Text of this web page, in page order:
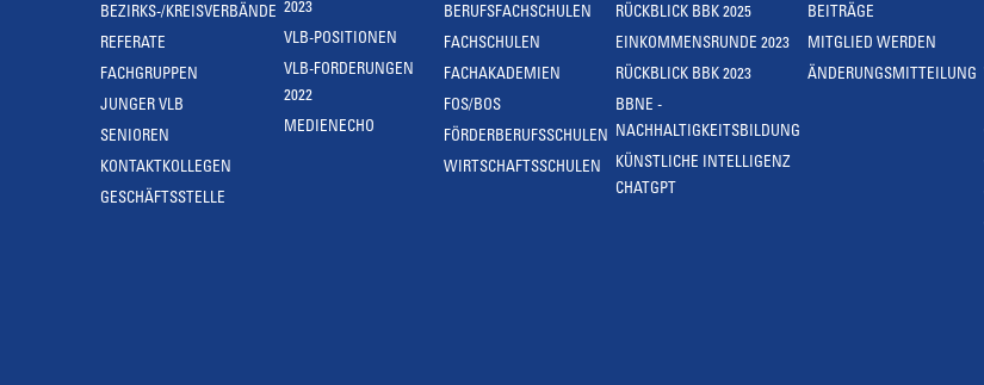
BEZIRKS-/KREISVERBÄNDE
REFERATE
FACHGRUPPEN
JUNGER VLB
SENIOREN
KONTAKTKOLLEGEN
GESCHÄFTSSTELLE
2023
VLB-POSITIONEN
VLB-FORDERUNGEN
2022
MEDIENECHO
BERUFSFACHSCHULEN
FACHSCHULEN
FACHAKADEMIEN
FOS/BOS
FÖRDERBERUFSSCHULEN
WIRTSCHAFTSSCHULEN
RÜCKBLICK BBK 2025
EINKOMMENSRUNDE 2023
RÜCKBLICK BBK 2023
BBNE -
NACHHALTIGKEITSBILDUNG
KÜNSTLICHE INTELLIGENZ
CHATGPT
BEITRÄGE
MITGLIED WERDEN
ÄNDERUNGSMITTEILUNG